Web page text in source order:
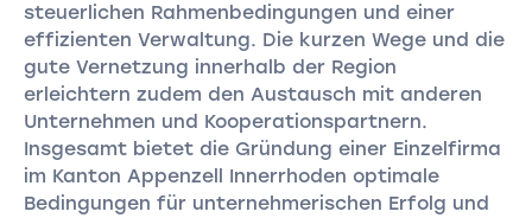
steuerlichen Rahmenbedingungen und einer
effizienten Verwaltung. Die kurzen Wege und die
gute Vernetzung innerhalb der Region
erleichtern zudem den Austausch mit anderen
Unternehmen und Kooperationspartnern.
Insgesamt bietet die Gründung einer Einzelfirma
im Kanton Appenzell Innerrhoden optimale
Bedingungen für unternehmerischen Erfolg und